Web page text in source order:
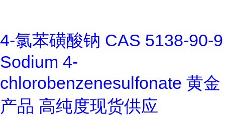
4-氯苯磺酸钠 CAS 5138-90-9
Sodium 4-
chlorobenzenesulfonate 黄金
产品 高纯度现货供应